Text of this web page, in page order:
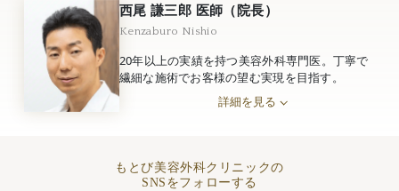
西尾 謙三郎 医師（院長）
Kenzaburo Nishio
20年以上の実績を持つ美容外科専門医。丁寧で
繊細な施術でお客様の望む実現を目指す。
詳細を見る
もとび美容外科クリニックの
SNSをフォローする